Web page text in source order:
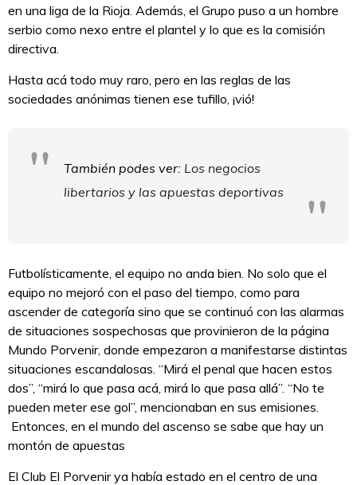
en una liga de la Rioja. Además, el Grupo puso a un hombre
serbio como nexo entre el plantel y lo que es la comisión
directiva.
Hasta acá todo muy raro, pero en las reglas de las
sociedades anónimas tienen ese tufillo, ¡vió!
También podes ver: Los negocios
libertarios y las apuestas deportivas
Futbolísticamente, el equipo no anda bien. No solo que el
equipo no mejoró con el paso del tiempo, como para
ascender de categoría sino que se continuó con las alarmas
de situaciones sospechosas que provinieron de la página
Mundo Porvenir, donde empezaron a manifestarse distintas
situaciones escandalosas. “Mirá el penal que hacen estos
dos”, “mirá lo que pasa acá, mirá lo que pasa allá”. “No te
pueden meter ese gol”, mencionaban en sus emisiones.
Entonces, en el mundo del ascenso se sabe que hay un
montón de apuestas
El Club El Porvenir ya había estado en el centro de una